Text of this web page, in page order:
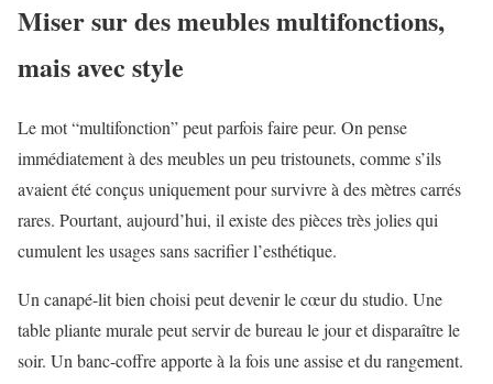
Miser sur des meubles multifonctions,
mais avec style
Le mot “multifonction” peut parfois faire peur. On pense
immédiatement à des meubles un peu tristounets, comme s’ils
avaient été conçus uniquement pour survivre à des mètres carrés
rares. Pourtant, aujourd’hui, il existe des pièces très jolies qui
cumulent les usages sans sacrifier l’esthétique.
Un canapé-lit bien choisi peut devenir le cœur du studio. Une
table pliante murale peut servir de bureau le jour et disparaître le
soir. Un banc-coffre apporte à la fois une assise et du rangement.